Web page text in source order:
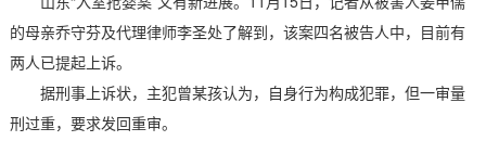
的母亲乔守芬及代理律师李圣处了解到，该案四名被告人中，目前有
两人已提起上诉。
据刑事上诉状，主犯曾某孩认为，自身行为构成犯罪，但一审量
刑过重，要求发回重审。